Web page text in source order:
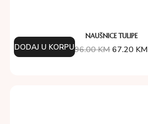
NAUŠNICE TULIPE
96.00KM67.20 KM
DODAJ U KORPU